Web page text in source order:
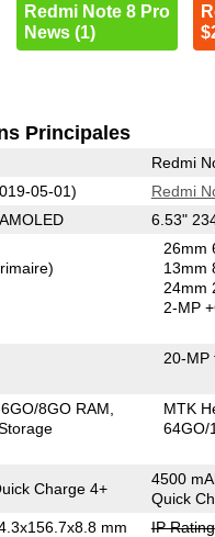
Redmi Note 8 Pro
News (1)
Principales
Redmi
05-01) Redmi
6.53"
26mm
13mm
24mm
2-MP
20-MP
6GO/8GO RAM
MTK
64GO/
Charge 4+
4500
Quick
mm IP Rating